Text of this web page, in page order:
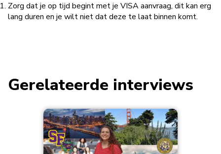
Zorg dat je op tijd begint met je VISA aanvraag, dit kan erg
lang duren en je wilt niet dat deze te laat binnen komt.
Gerelateerde interviews